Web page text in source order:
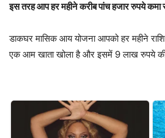
इस तरह आप हर महीने करीब पांच हजार रुपये
डाकघर मासिक आय योजना आपको हर महीने
एक आम खाता खोला है और इसमें 9 लाख रुपये